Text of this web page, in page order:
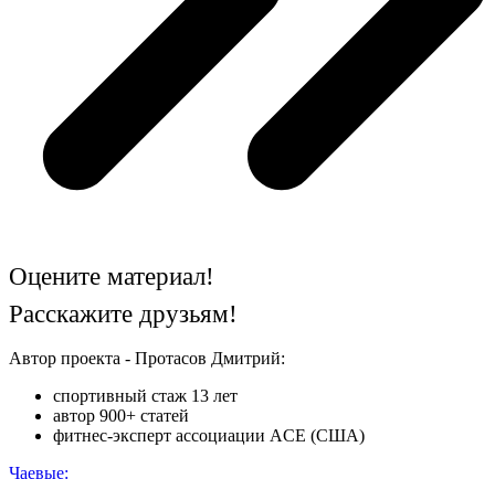
Оцените материал!
Расскажите друзьям!
Автор проекта - Протасов Дмитрий:
спортивный стаж 13 лет
автор 900+ статей
фитнес-эксперт ассоциации ACE (США)
Чаевые: